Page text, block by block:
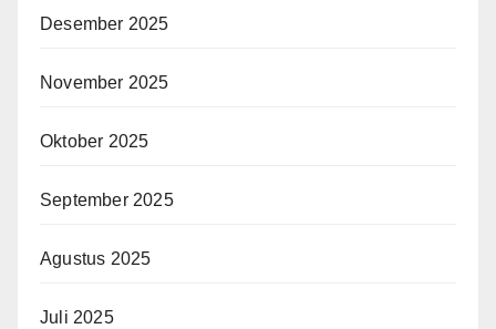
Desember 2025
November 2025
Oktober 2025
September 2025
Agustus 2025
Juli 2025